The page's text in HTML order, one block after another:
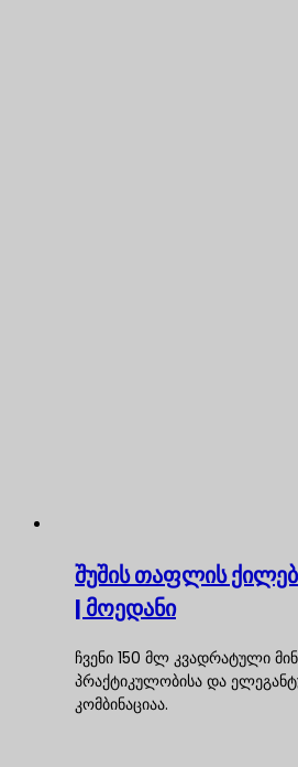
შუშის თაფლის
| მოედანი
ჩვენი 150 მლ კვადრატული
პრაქტიკულობისა და
კომბინაციაა.